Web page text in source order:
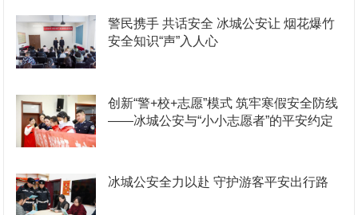
警民携手 共话安全 冰城公安让 烟花爆竹
安全知识“声”入人心
创新“警+校+志愿”模式 筑牢寒假安全防线
——冰城公安与“小小志愿者”的平安约定
冰城公安全力以赴 守护游客平安出行路